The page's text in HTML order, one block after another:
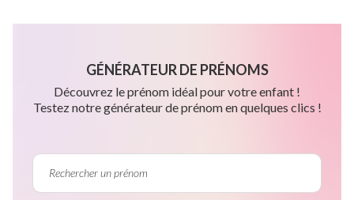
GÉNÉRATEUR DE PRÉNOMS
Découvrez le prénom idéal pour votre enfant !
Testez notre générateur de prénom en quelques clics !